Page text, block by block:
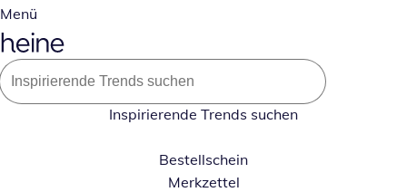
Menü
Inspirierende Trends suchen
Bestellschein
Merkzettel